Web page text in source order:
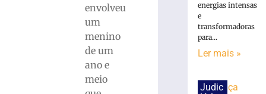
envolveu
um
menino
de um
ano e
meio
Dupla
energias intensas
e
transformadoras
para...
Ler mais »
Judic